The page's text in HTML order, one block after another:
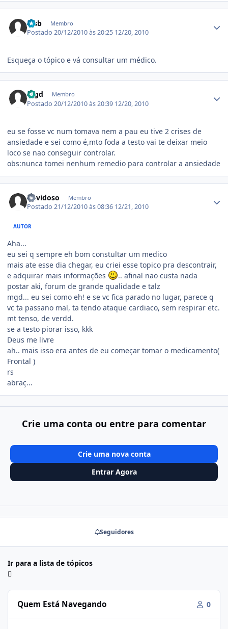
rcsb Membro
Postado20/12/2010 às 20:25 12/20, 2010
Esqueça o tópico e vá consultar um médico.
mgd Membro
Postado20/12/2010 às 20:39 12/20, 2010
eu se fosse vc num tomava nem a pau eu tive 2 crises de
ansiedade e sei como é,mto foda a testo vai te deixar meio
loco se nao conseguir controlar.
obs:nunca tomei nenhum remedio para controlar a ansiedade
duvidoso Membro
Postado21/12/2010 às 08:36 12/21, 2010
AUTOR
Aha...
eu sei q sempre eh bom constultar um medico
mais ate esse dia chegar, eu criei esse topico pra descontrair,
e adquirar mais informações
.. afinal nao custa nada
postar aki, forum de grande qualidade e talz
mgd... eu sei como eh! e se vc fica parado no lugar, parece q
vc ta passano mal, ta tendo ataque cardiaco, sem respirar etc.
mt tenso, de verdd.
se a testo piorar isso, kkk
Deus me livre
ah.. mais isso era antes de eu começar tomar o medicamento(
Frontal )
rs
abraç...
Crie uma conta ou entre para comentar
Crie uma nova conta
Entrar Agora
Seguidores
Ir para a lista de tópicos
Quem Está Navegando 0